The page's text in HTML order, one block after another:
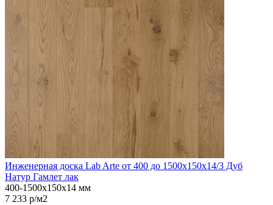
Инженерная доска Lab Arte от 400 до 1500х150х14/3 Дуб
Натур Гамлет лак
400-1500х150х14 мм
7 233 р/м2